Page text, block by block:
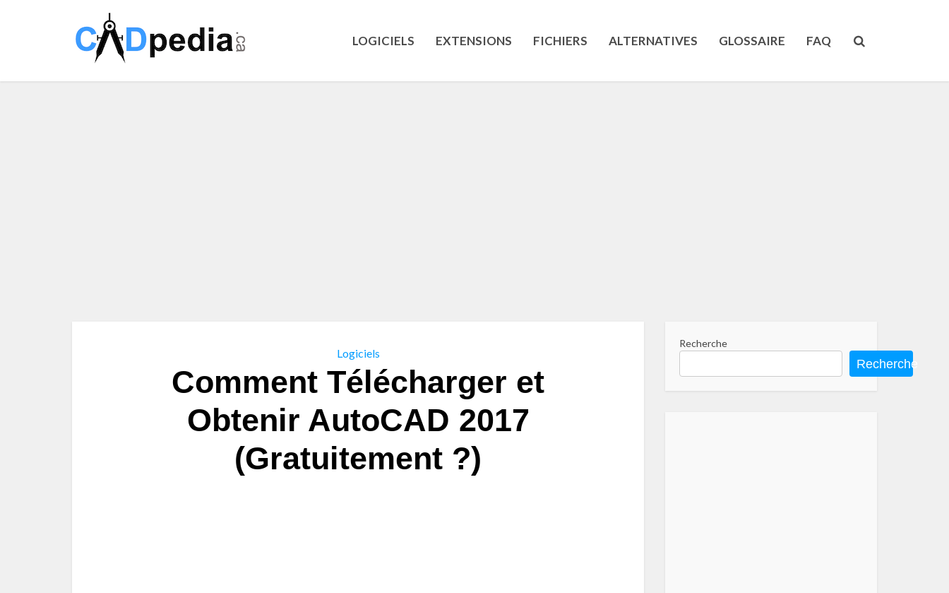
LOGICIELS EXTENSIONS FICHIERS ALTERNATIVES GLOSSAIRE FAQ
Logiciels
Comment Télécharger et
Obtenir AutoCAD 2017
(Gratuitement ?)
Recherche
Recherche